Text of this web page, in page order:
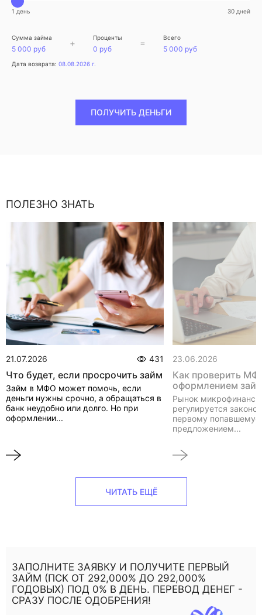
1 день 30 дней
Сумма займа
5 000 руб
+ Проценты
0 руб
= Всего
5 000 руб
Дата возврата: 08.08.2026 г.
ПОЛУЧИТЬ ДЕНЬГИ
ПОЛЕЗНО ЗНАТЬ
21.07.2026 431
Что будет, если просрочить займ
Займ в МФО может помочь, если
деньги нужны срочно, а обращаться в
банк неудобно или долго. Но при
оформлении...
23.06.2026
Как проверить
оформлением
Рынок
регулируется
первому
предложением...
ЧИТАТЬ ЕЩЁ
ЗАПОЛНИТЕ ЗАЯВКУ И ПОЛУЧИТЕ ПЕРВЫЙ
ЗАЙМ (ПСК ОТ 292,000% ДО 292,000%
ГОДОВЫХ) ПОД 0% В ДЕНЬ. ПЕРЕВОД ДЕНЕГ -
СРАЗУ ПОСЛЕ ОДОБРЕНИЯ!